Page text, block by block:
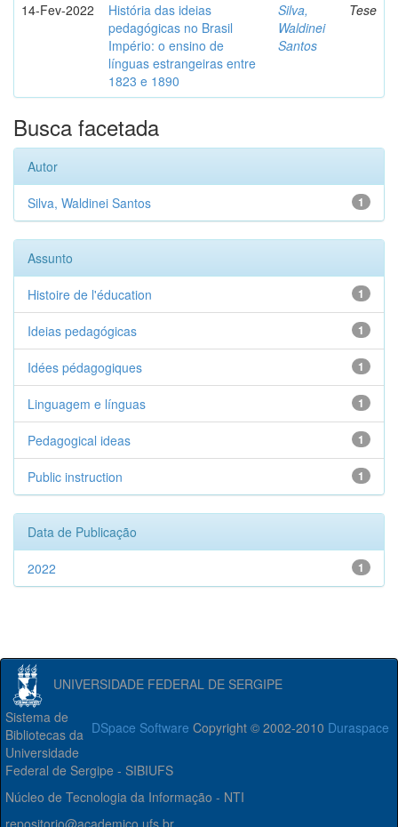
14-Fev-2022
História das ideias
pedagógicas no Brasil
Império: o ensino de
línguas estrangeiras entre
1823 e 1890
Silva,
Waldinei
Santos
Tese
Busca facetada
Autor
1
Silva, Waldinei Santos
Assunto
1
Histoire de l'éducation
1
Ideias pedagógicas
1
Idées pédagogiques
1
Linguagem e línguas
1
Pedagogical ideas
1
Public instruction
Data de Publicação
1
2022
UNIVERSIDADE FEDERAL DE SERGIPE
DSpace Software Copyright © 2002-2010 Duraspace
Sistema de
Bibliotecas da
Universidade
Federal de Sergipe - SIBIUFS
Núcleo de Tecnologia da Informação - NTI
repositorio@academico.ufs.br